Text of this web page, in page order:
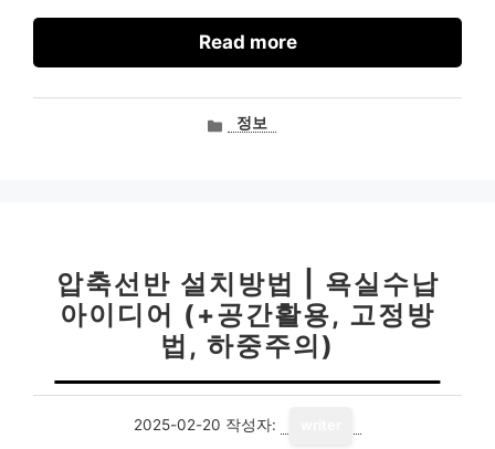
Read more
카정보
압축선반 설치방법 | 욕실수납
아이디어 (+공간활용, 고정방
법, 하중주의)
2025-02-20 작성자: